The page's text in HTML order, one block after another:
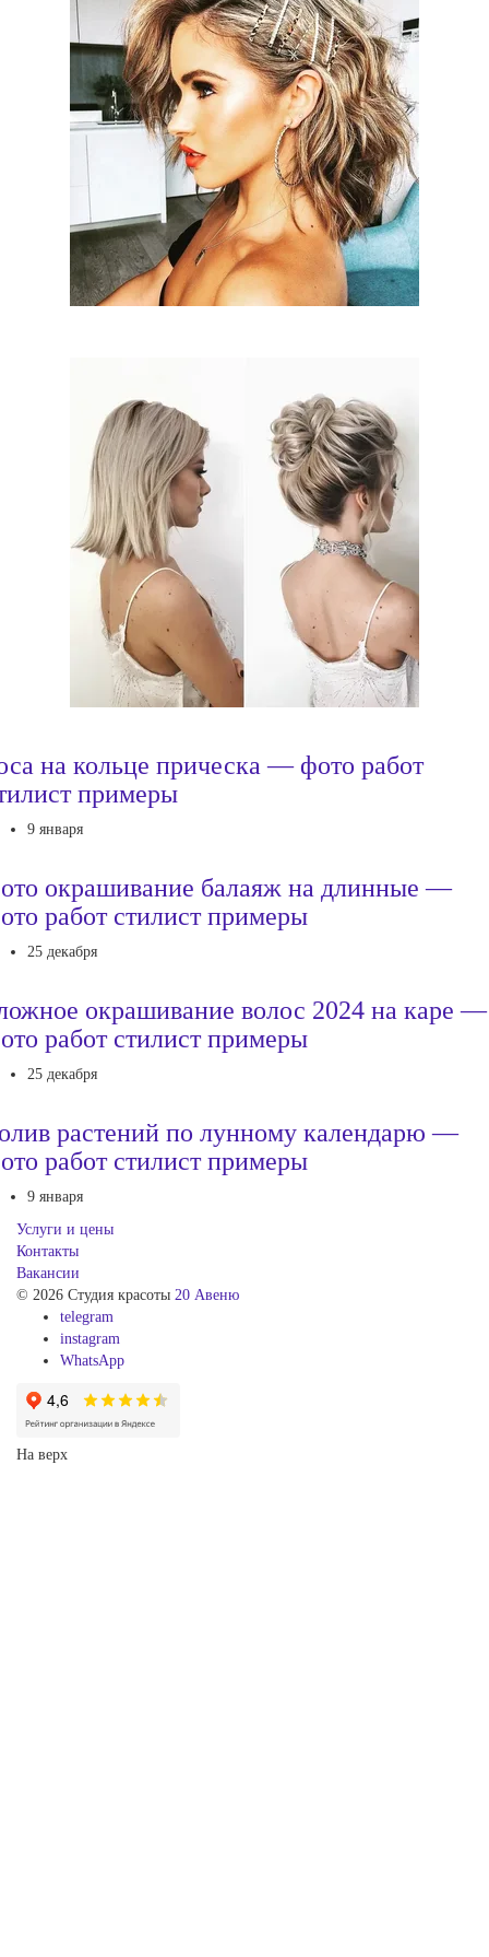
на кольце прическа — фото работ
примеры
9 января
окрашивание балаяж на длинные —
работ стилист примеры
25 декабря
окрашивание волос 2024 на каре —
работ стилист примеры
25 декабря
растений по лунному календарю —
работ стилист примеры
9 января
Услуги и цены
Контакты
Вакансии
© 2026 Студия красоты 20 Авеню
telegram
instagram
WhatsApp
На верх